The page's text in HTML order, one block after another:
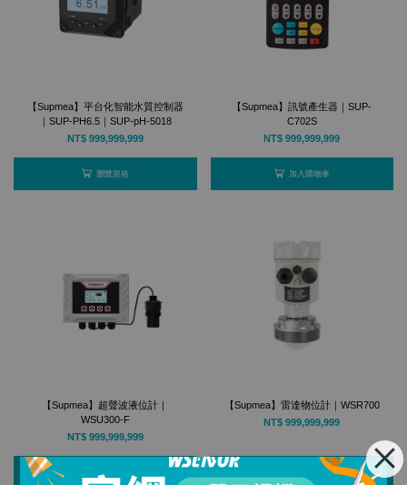
【Supmea】平台化智能水質控制器
｜SUP-PH6.5｜SUP-pH-5018
NT$ 999,999,999
瀏覽規格
【Supmea】訊號產生器｜SUP-
C702S
NT$ 999,999,999
加入購物車
【Supmea】超聲波液位計｜
WSU300-F
NT$ 999,999,999
加入購物車
【Supmea】雷達物位計｜WSR700
NT$ 999,999,999
加入購物車